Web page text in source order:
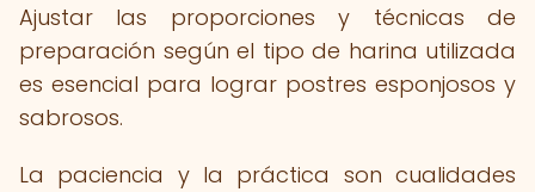
Ajustar las proporciones y técnicas de
preparación según el tipo de harina utilizada
es esencial para lograr postres esponjosos y
sabrosos.
La paciencia y la práctica son cualidades